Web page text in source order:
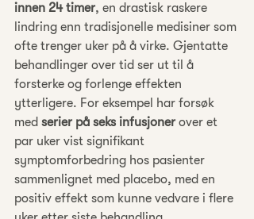
innen 24 timer, en drastisk raskere
lindring enn tradisjonelle medisiner som
ofte trenger uker på å virke. Gjentatte
behandlinger over tid ser ut til å
forsterke og forlenge effekten
ytterligere. For eksempel har forsøk
med serier på seks infusjoner over et
par uker vist signifikant
symptomforbedring hos pasienter
sammenlignet med placebo, med en
positiv effekt som kunne vedvare i flere